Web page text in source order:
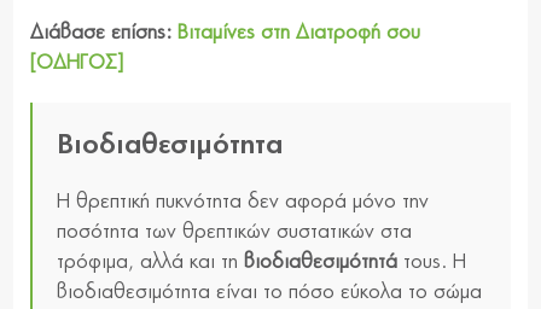
Διάβασε επίσης: Βιταμίνες στη Διατροφή σου
[ΟΔΗΓΟΣ]
Βιοδιαθεσιμότητα
Η θρεπτική πυκνότητα δεν αφορά μόνο την
ποσότητα των θρεπτικών συστατικών στα
τρόφιμα, αλλά και τη βιοδιαθεσιμότητάτους. Η
βιοδιαθεσιμότητα είναι το πόσο εύκολα το σώμα